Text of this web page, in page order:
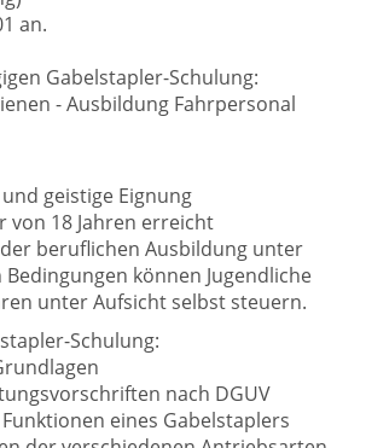
an.
Gabelstapler-Schulung:
- Ausbildung Fahrpersonal
geistige Eignung
von 18 Jahren erreicht
beruflichen Ausbildung unter
können Jugendliche
unter Aufsicht selbst steuern.
Schulung:
nach DGUV
eines Gabelstaplers